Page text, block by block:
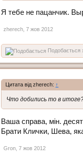
Я тебе не пацанчик.
zherech 7 жов 2012
Подобається
Цитата від zherech: ↑
Что добились то в
Ваша справа, мін.
Брати Клички, Шева,
Gron 7 жов 2012